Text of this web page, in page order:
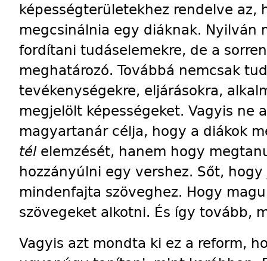
képességterületekhez rendelve az,
megcsinálnia egy diáknak. Nyilván
fordítani tudáselemekre, de a
meghatározó. Továbbá nemcsak
tevékenységekre, eljárásokra,
megjelölt képességeket. Vagyis ne
magyartanár célja, hogy a diákok
télelemzését, hanem hogy
hozzányúlni egy vershez. Sőt,
mindenfajta szöveghez. Hogy
szövegeket alkotni. És így tovább,
Vagyis azt mondta ki ez a reform,